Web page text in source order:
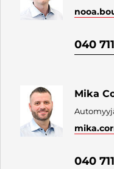
040
Mika
040